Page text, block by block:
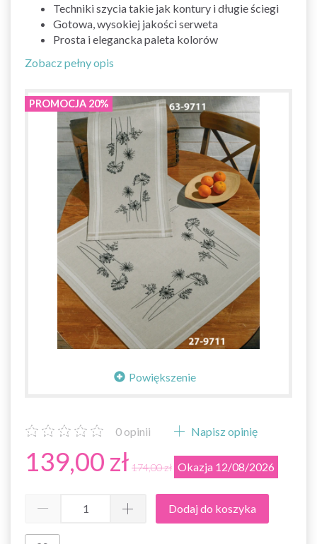
Techniki szycia takie jak kontury i długie ściegi
Gotowa, wysokiej jakości serweta
Prosta i elegancka paleta kolorów
Zobacz pełny opis
PROMOCJA 20%
Powiększenie
0 opinii Napisz opinię
139,00 zł 174,00 zł Okazja 12/08/2026
Dodaj do koszyka